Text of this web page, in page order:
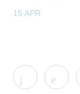
15 APR